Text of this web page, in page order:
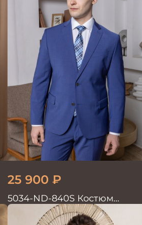
25 900 ₽
5034-ND-840S Костюм
мужской двойка